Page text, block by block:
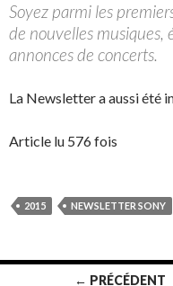
Soyez parmi les
de nouvelles musiques,
annonces de concerts.
La Newsletter a aussi été
Article lu 576 fois
2015 NEWSLETTER SONY
Navigation← PRÉCÉDENT